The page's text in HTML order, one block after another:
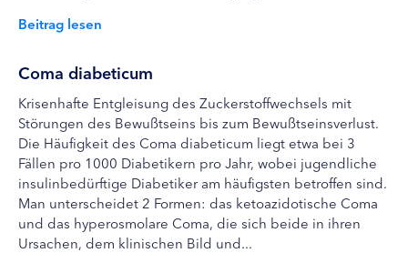
Beitrag lesen
Coma diabeticum
Krisenhafte Entgleisung des Zuckerstoffwechsels mit
Störungen des Bewußtseins bis zum Bewußtseinsverlust.
Die Häufigkeit des Coma diabeticum liegt etwa bei 3
Fällen pro 1000 Diabetikern pro Jahr, wobei jugendliche
insulinbedürftige Diabetiker am häufigsten betroffen sind.
Man unterscheidet 2 Formen: das ketoazidotische Coma
und das hyperosmolare Coma, die sich beide in ihren
Ursachen, dem klinischen Bild und...